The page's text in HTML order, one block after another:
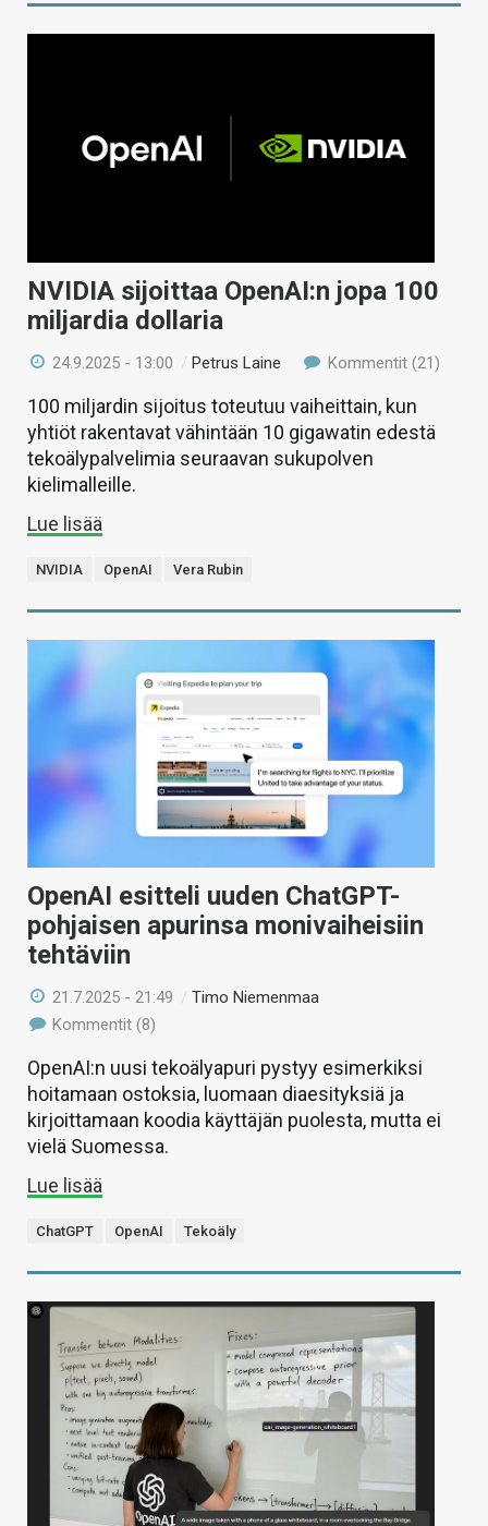
NVIDIA sijoittaa OpenAI:n jopa 100
miljardia dollaria
24.9.2025 - 13:00 /Petrus Laine Kommentit (21)
100 miljardin sijoitus toteutuu vaiheittain, kun
yhtiöt rakentavat vähintään 10 gigawatin edestä
tekoälypalvelimia seuraavan sukupolven
kielimalleille.
Lue lisää
NVIDIA OpenAI Vera Rubin
OpenAI esitteli uuden ChatGPT-
pohjaisen apurinsa monivaiheisiin
tehtäviin
21.7.2025 - 21:49 /Timo Niemenmaa
Kommentit (8)
OpenAI:n uusi tekoälyapuri pystyy esimerkiksi
hoitamaan ostoksia, luomaan diaesityksiä ja
kirjoittamaan koodia käyttäjän puolesta, mutta ei
vielä Suomessa.
Lue lisää
ChatGPT OpenAI Tekoäly